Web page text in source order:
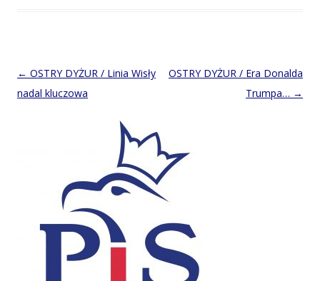
Post
navigation
← OSTRY DYŻUR / Linia Wisły
nadal kluczowa
OSTRY DYŻUR / Era Donalda
Trumpa… →